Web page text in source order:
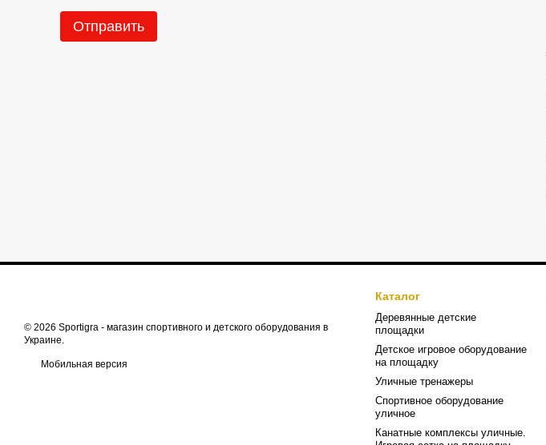
Отправить
© 2026 Sportigra - магазин спортивного и детского оборудования в
Украине.
Мобильная версия
Каталог
Деревянные детские
площадки
Детское игровое оборудование
на площадку
Уличные тренажеры
Спортивное оборудование
уличное
Канатные комплексы уличные.